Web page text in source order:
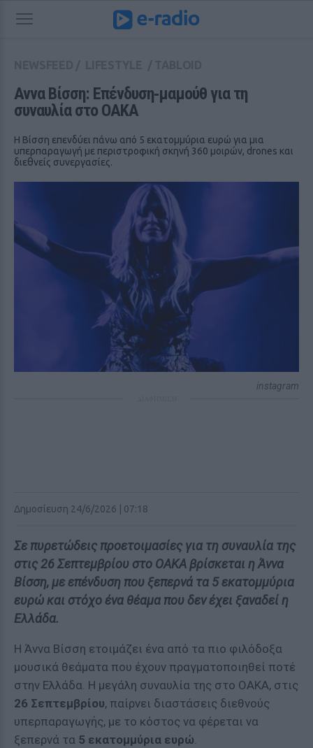
Αννα Βίσση: Επένδυση‑μαμούθ για τη
συναυλία στο ΟΑΚΑ
Η Βίσση επενδύει πάνω από 5 εκατομμύρια ευρώ για μια
υπερπαραγωγή με περιστροφική σκηνή 360 μοιρών, drones και
διεθνείς συνεργασίες.
instagram
Δημοσίευση 24/6/2026 | 07:18
Σε πυρετώδεις προετοιμασίες για τη συναυλία της
στις 26 Σεπτεμβρίου στο ΟΑΚΑ βρίσκεται η Άννα
Βίσση, με επένδυση που ξεπερνά τα 5 εκατομμύρια
ευρώ και στόχο ένα θέαμα που δεν έχει ξαναδεί η
Ελλάδα.
Η Άννα Βίσση ετοιμάζει ένα από τα πιο φιλόδοξα
μουσικά θεάματα που έχουν πραγματοποιηθεί ποτέ
στην Ελλάδα. Η μεγάλη συναυλία της στο ΟΑΚΑ, στις
26 Σεπτεμβρίου, παίρνει διαστάσεις διεθνούς
υπερπαραγωγής, με το κόστος να φέρεται να
ξεπερνά τα 5 εκατομμύρια ευρώ.